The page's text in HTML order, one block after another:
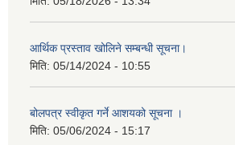
आर्थिक प्रस्ताव खोलिने सम्बन्धी सूचना।
मिति: 05/14/2024 - 10:55
बोलपत्र स्वीकृत गर्ने आशयको सूचना ।
मिति: 05/06/2024 - 15:17